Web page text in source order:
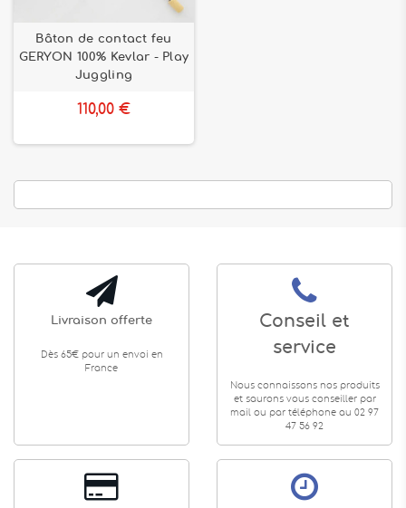
Bâton de contact feu
GERYON 100% Kevlar - Play
Juggling
110,00 €
Livraison offerte
Dès 65€ pour un envoi en
France
Conseil et
service
Nous connaissons nos produits
et saurons vous conseiller par
mail ou par téléphone au 02 97
47 56 92